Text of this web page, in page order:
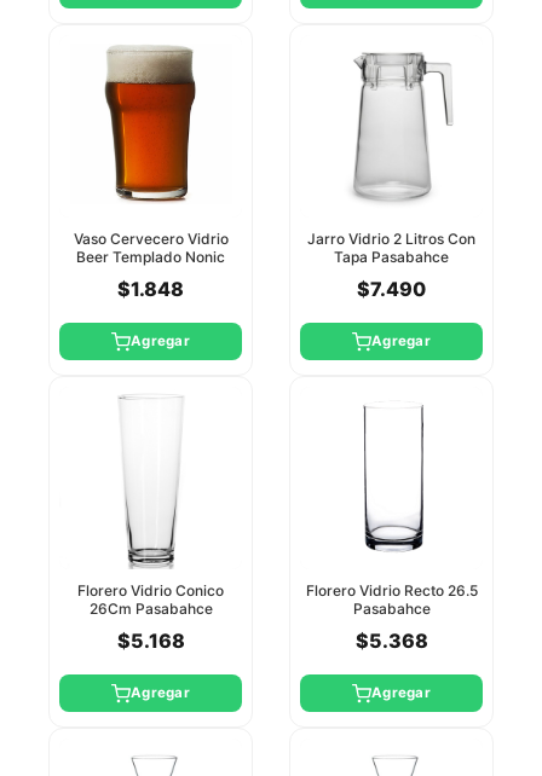
Vaso Cervecero Vidrio
Beer Templado Nonic
$1.848
Agregar
Jarro Vidrio 2 Litros Con
Tapa Pasabahce
$7.490
Agregar
Florero Vidrio Conico
26Cm Pasabahce
$5.168
Agregar
Florero Vidrio Recto 26.5
Pasabahce
$5.368
Agregar